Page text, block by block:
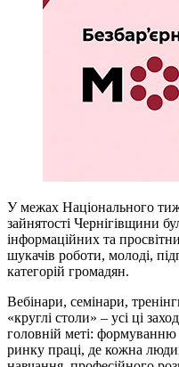
У межах Національного
зайнятості Чернігівщини
інформаційних та
шукачів роботи, молоді,
категорій громадян.
Вебінари, семінари,
«круглі столи» – усі ці
головній меті: формуванню
ринку праці, де кожна